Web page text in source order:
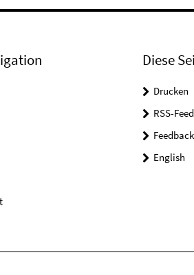
Diese
Drucken
RSS-
Feedback
English